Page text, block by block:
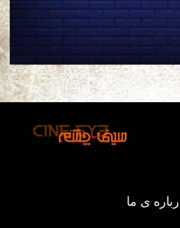
ی ما